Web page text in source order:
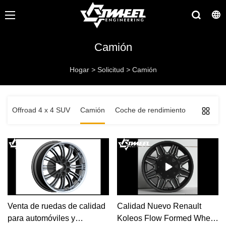
Camión
Hogar > Solicitud > Camión
Offroad 4 x 4 SUV Camión Coche de rendimiento
Venta de ruedas de calidad
para automóviles y
Calidad Nuevo Renault
Koleos Flow Formed Wheel